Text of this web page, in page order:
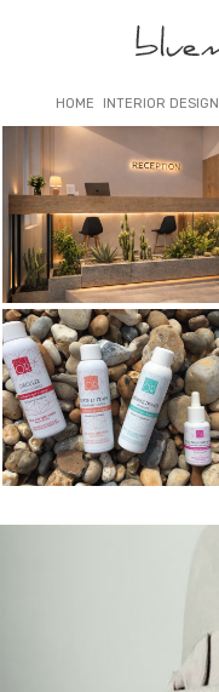
HOME INTERIOR DESIGN